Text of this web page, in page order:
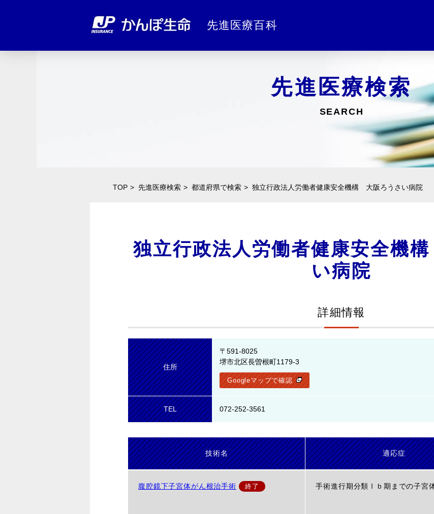
先進医療百科
先進医療検索
SEARCH
TOP 先進医療検索 都道府県で検索 独立行政法人労働者健康安全機構 大阪ろうさい病院
独立行政法人労働者健康安全機
い病院
詳細情報
住所
〒591-8025
堺市北区長曽根町1179-3
Googleマップで確認
TEL 072-252-3561
技術名 適応症
腹腔鏡下子宮体がん根治手術 手術進行期分類Ⅰｂ期までの子宮